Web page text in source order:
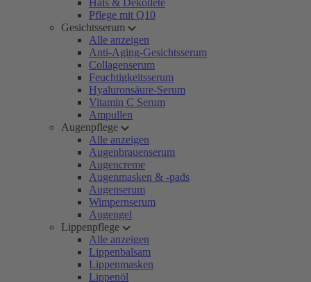
Hals & Dekolleté
Pflege mit Q10
Gesichtsserum
Alle anzeigen
Anti-Aging-Gesichtsserum
Collagenserum
Feuchtigkeitsserum
Hyaluronsäure-Serum
Vitamin C Serum
Ampullen
Augenpflege
Alle anzeigen
Augenbrauenserum
Augencreme
Augenmasken & -pads
Augenserum
Wimpernserum
Augengel
Lippenpflege
Alle anzeigen
Lippenbalsam
Lippenmasken
Lippenöl